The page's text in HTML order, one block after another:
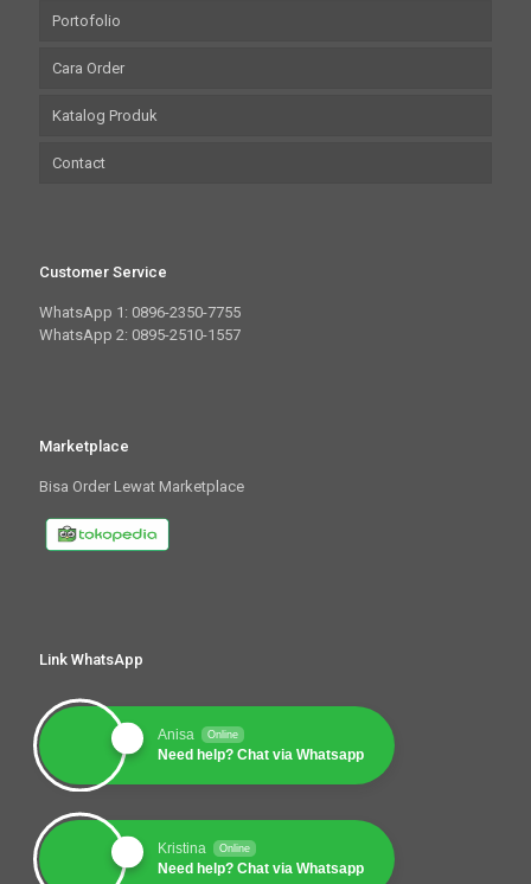
Portofolio
Cara Order
Katalog Produk
Contact
Customer Service
WhatsApp 1: 0896-2350-7755
WhatsApp 2: 0895-2510-1557
Marketplace
Bisa Order Lewat Marketplace
Link WhatsApp
Anisa Online
Need help? Chat via Whatsapp
Kristina Online
Need help? Chat via Whatsapp